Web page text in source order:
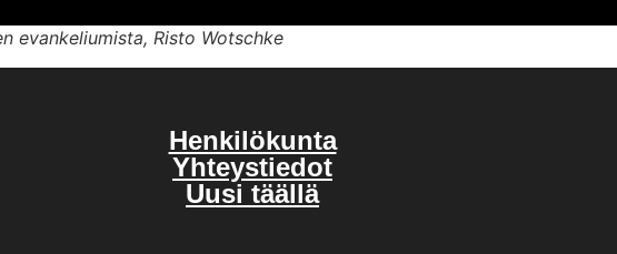
evankeliumista, Risto Wotschke
Henkilökunta
Yhteystiedot
Uusi täällä